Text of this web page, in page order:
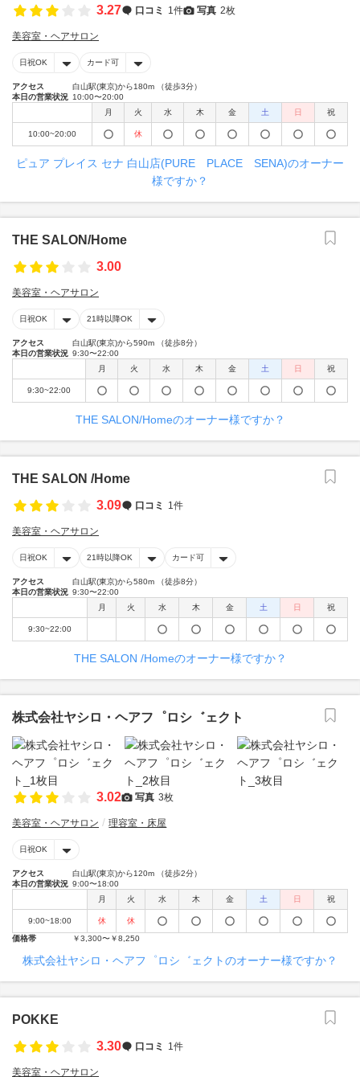
3.27 口コミ 1件 写真 2枚
美容室・ヘアサロン
日祝OK カード可
アクセス
白山駅(東京)から180m （徒歩3分）
本日の営業状況 10:00〜20:00
月
火 水 木 金 土 日 祝
10:00~20:00 休
ピュア プレイス セナ 白山店(PURE PLACE SENA)のオーナー
様ですか？
THE SALON/Home
3.00
美容室・ヘアサロン
日祝OK 21時以降OK
アクセス
白山駅(東京)から590m （徒歩8分）
本日の営業状況 9:30〜22:00
月
火 水 木 金 土 日 祝
9:30~22:00
THE SALON/Homeのオーナー様ですか？
THE SALON /Home
3.09
口コミ 1件
美容室・ヘアサロン
日祝OK 21時以降OK カード可
アクセス
白山駅(東京)から580m （徒歩8分）
本日の営業状況 9:30〜22:00
月
火 水 木 金 土 日 祝
9:30~22:00
THE SALON /Homeのオーナー様ですか？
株式会社ヤシロ・ヘアフ゜ロシ゛ェクト
3.02 写真 3枚
美容室・ヘアサロン 理容室・床屋
日祝OK
アクセス
白山駅(東京)から120m （徒歩2分）
本日の営業状況 9:00〜18:00
月
火 水 木 金 土 日 祝
9:00~18:00 休
休
価格帯
￥3,300〜￥8,250
株式会社ヤシロ・ヘアフ゜ロシ゛ェクトのオーナー様ですか？
POKKE
3.30
口コミ 1件
美容室・ヘアサロン